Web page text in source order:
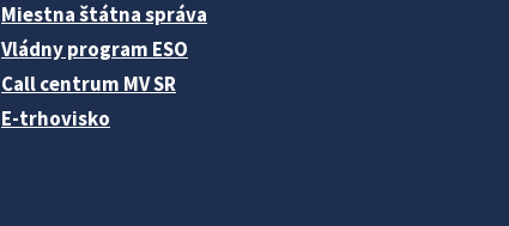
Miestna štátna správa
Vládny program ESO
Call centrum MV SR
E-trhovisko